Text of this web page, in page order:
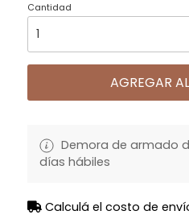
Cantidad
AGREGAR
Demora de armado
días hábiles
Calculá el costo de